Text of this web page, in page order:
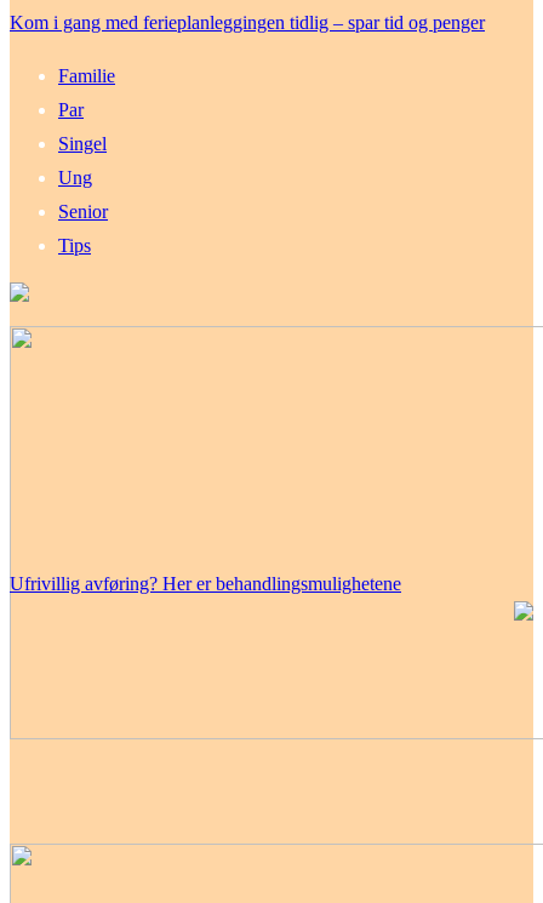
Kom i gang med ferieplanleggingen tidlig – spar tid og penger
Familie
Par
Singel
Ung
Senior
Tips
Ufrivillig avføring? Her er behandlingsmulighetene